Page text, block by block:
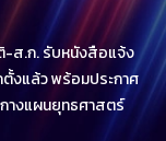
-ส.ก. รับหนังสือแจ้ง
งแล้ว พร้อมประกาศ
างแผนยุทธศาสตร์